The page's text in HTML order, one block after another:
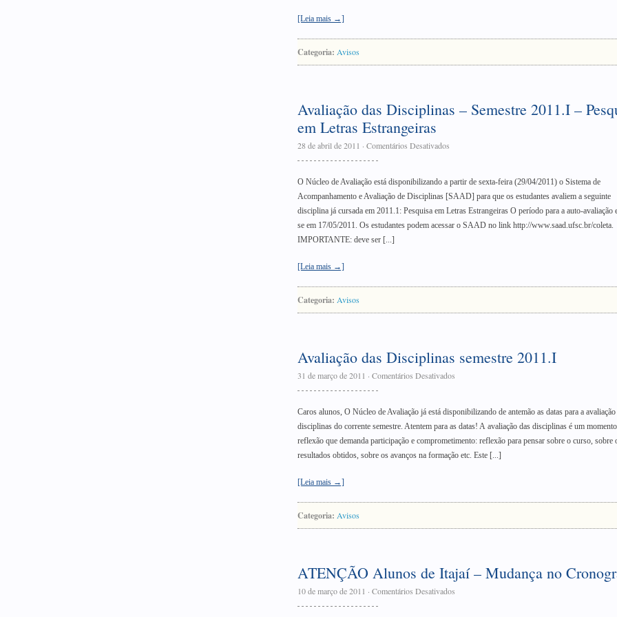
[Leia mais →]
Categoria: Avisos
Avaliação das Disciplinas – Semestre 2011.I –
em Letras Estrangeiras
28 de abril de 2011 · Comentários Desativados
O Núcleo de Avaliação está disponibilizando a partir de sexta-feira (29/04/2011) o Sistema de
Acompanhamento e Avaliação de Disciplinas [SAAD] para que os estudantes avaliem a seguinte
disciplina já cursada em 2011.1: Pesquisa em Letras Estrangeiras O período para a auto-avaliação
se em 17/05/2011. Os estudantes podem acessar o SAAD no link http://www.saad.ufsc.br/coleta.
IMPORTANTE: deve ser [...]
[Leia mais →]
Categoria: Avisos
Avaliação das Disciplinas semestre 2011.I
31 de março de 2011 · Comentários Desativados
Caros alunos, O Núcleo de Avaliação já está disponibilizando de antemão as datas para a avaliação
disciplinas do corrente semestre. Atentem para as datas! A avaliação das disciplinas é um
reflexão que demanda participação e comprometimento: reflexão para pensar sobre o curso, sobre
resultados obtidos, sobre os avanços na formação etc. Este [...]
[Leia mais →]
Categoria: Avisos
ATENÇÃO Alunos de Itajaí – Mudança no
10 de março de 2011 · Comentários Desativados